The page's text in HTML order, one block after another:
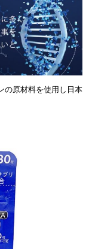
の原材料を使用し日本